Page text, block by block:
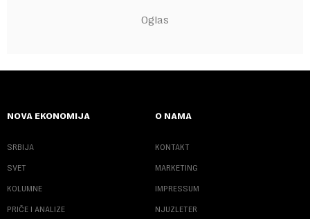
NOVA EKONOMIJA
SRBIJA
SVET
KOLUMNE
PRIČE I ANALIZE
O NAMA
KONTAKT
MARKETING
IMPRESSUM
NJUZLETER